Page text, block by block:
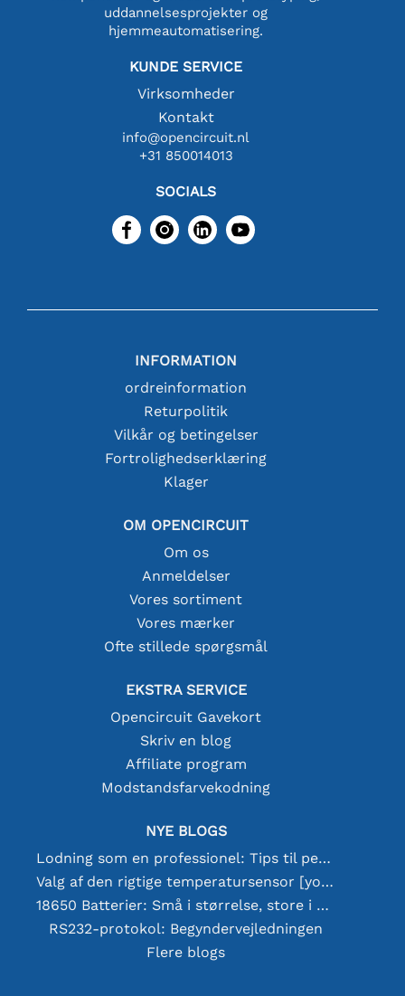
uddannelsesprojekter og
hjemmeautomatisering.
KUNDE SERVICE
Virksomheder
Kontakt
info@opencircuit.nl
+31 850014013
SOCIALS
INFORMATION
ordreinformation
Returpolitik
Vilkår og betingelser
Fortrolighedserklæring
Klager
OM OPENCIRCUIT
Om os
Anmeldelser
Vores sortiment
Vores mærker
Ofte stillede spørgsmål
EKSTRA SERVICE
Opencircuit Gavekort
Skriv en blog
Affiliate program
Modstandsfarvekodning
NYE BLOGS
Lodning som en professionel: Tips til perfekte elektroniske forbindelser
Valg af den rigtige temperatursensor [youtube]
18650 Batterier: Små i størrelse, store i ydeevne
RS232-protokol: Begyndervejledningen
Flere blogs